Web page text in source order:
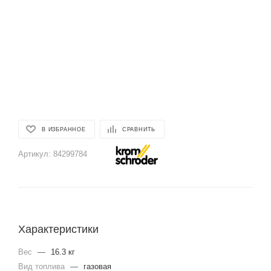
В ИЗБРАННОЕ СРАВНИТЬ
Артикул: 84299784
Характеристики
Вес —
16.3 кг
Вид топлива — газовая